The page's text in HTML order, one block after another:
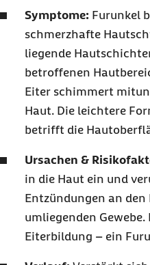
Symptome: Furunkel
schmerzhafte
liegende
betroffenen
Eiter schimmert
Haut. Die leichtere
betrifft die
Ursachen &
in die Haut ein und
Entzündungen an
umliegenden
Eiterbildung – ein